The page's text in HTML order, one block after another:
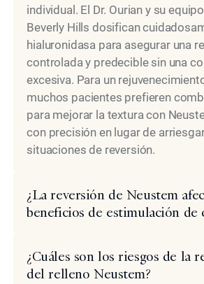
individual. El Dr. Ourian y su
Beverly Hills dosifican
hialuronidasa para asegurar una
controlada y predecible sin una
excesiva. Para un
muchos pacientes prefieren
para mejorar la textura con
con precisión en lugar de
situaciones de reversión.
¿La reversión de Neustem
beneficios de estimulación de
¿Cuáles son los riesgos de la
del relleno Neustem?